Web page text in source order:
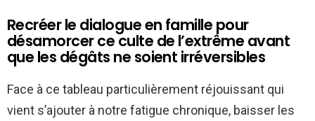
Recréer le dialogue en famille pour
désamorcer ce culte de l’extrême avant
que les dégâts ne soient irréversibles
Face à ce tableau particulièrement réjouissant qui
vient s’ajouter à notre fatigue chronique, baisser les